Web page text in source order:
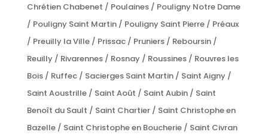
Chrétien Chabenet / Poulaines / Pouligny Notre Dame
/ Pouligny Saint Martin / Pouligny Saint Pierre / Préaux
/ Preuilly la Ville / Prissac / Pruniers / Reboursin /
Reuilly / Rivarennes / Rosnay / Roussines / Rouvres les
Bois / Ruffec / Sacierges Saint Martin / Saint Aigny /
Saint Aoustrille / Saint Août / Saint Aubin / Saint
Benoît du Sault / Saint Chartier / Saint Christophe en
Bazelle / Saint Christophe en Boucherie / Saint Civran